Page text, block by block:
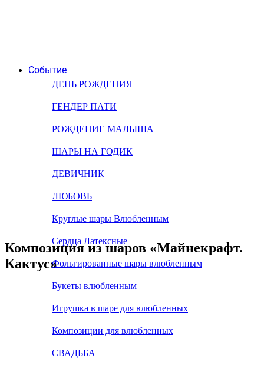
Событие
ДЕНЬ РОЖДЕНИЯ
ГЕНДЕР ПАТИ
РОЖДЕНИЕ МАЛЫША
ШАРЫ НА ГОДИК
ДЕВИЧНИК
ЛЮБОВЬ
Круглые шары Влюбленным
Сердца Латексные
Фольгированные шары влюбленным
Букеты влюбленным
Игрушка в шаре для влюбленных
Композиции для влюбленных
СВАДЬБА
Композиция из шаров «Майнекрафт.
Кактус»